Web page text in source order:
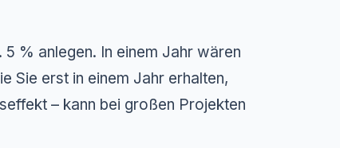
% anlegen. In einem Jahr wären
Sie erst in einem Jahr erhalten,
– kann bei großen Projekten